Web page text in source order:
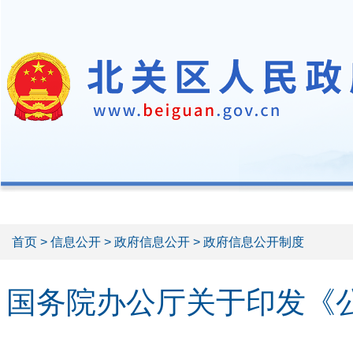
首页 > 信息公开 > 政府信息公开 > 政府信息公开制度
国务院办公厅关于印发《